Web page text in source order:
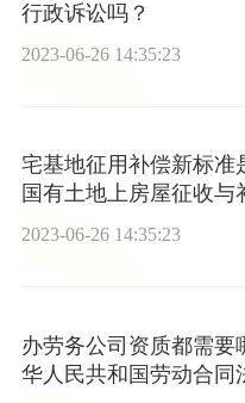
行政诉讼吗？
2023-06-26 14:35:23
宅基地征用补偿新标准
国有土地上房屋征收与
第十七条内容是什么？
2023-06-26 14:35:23
办劳务公司资质都需要
华人民共和国劳动合同